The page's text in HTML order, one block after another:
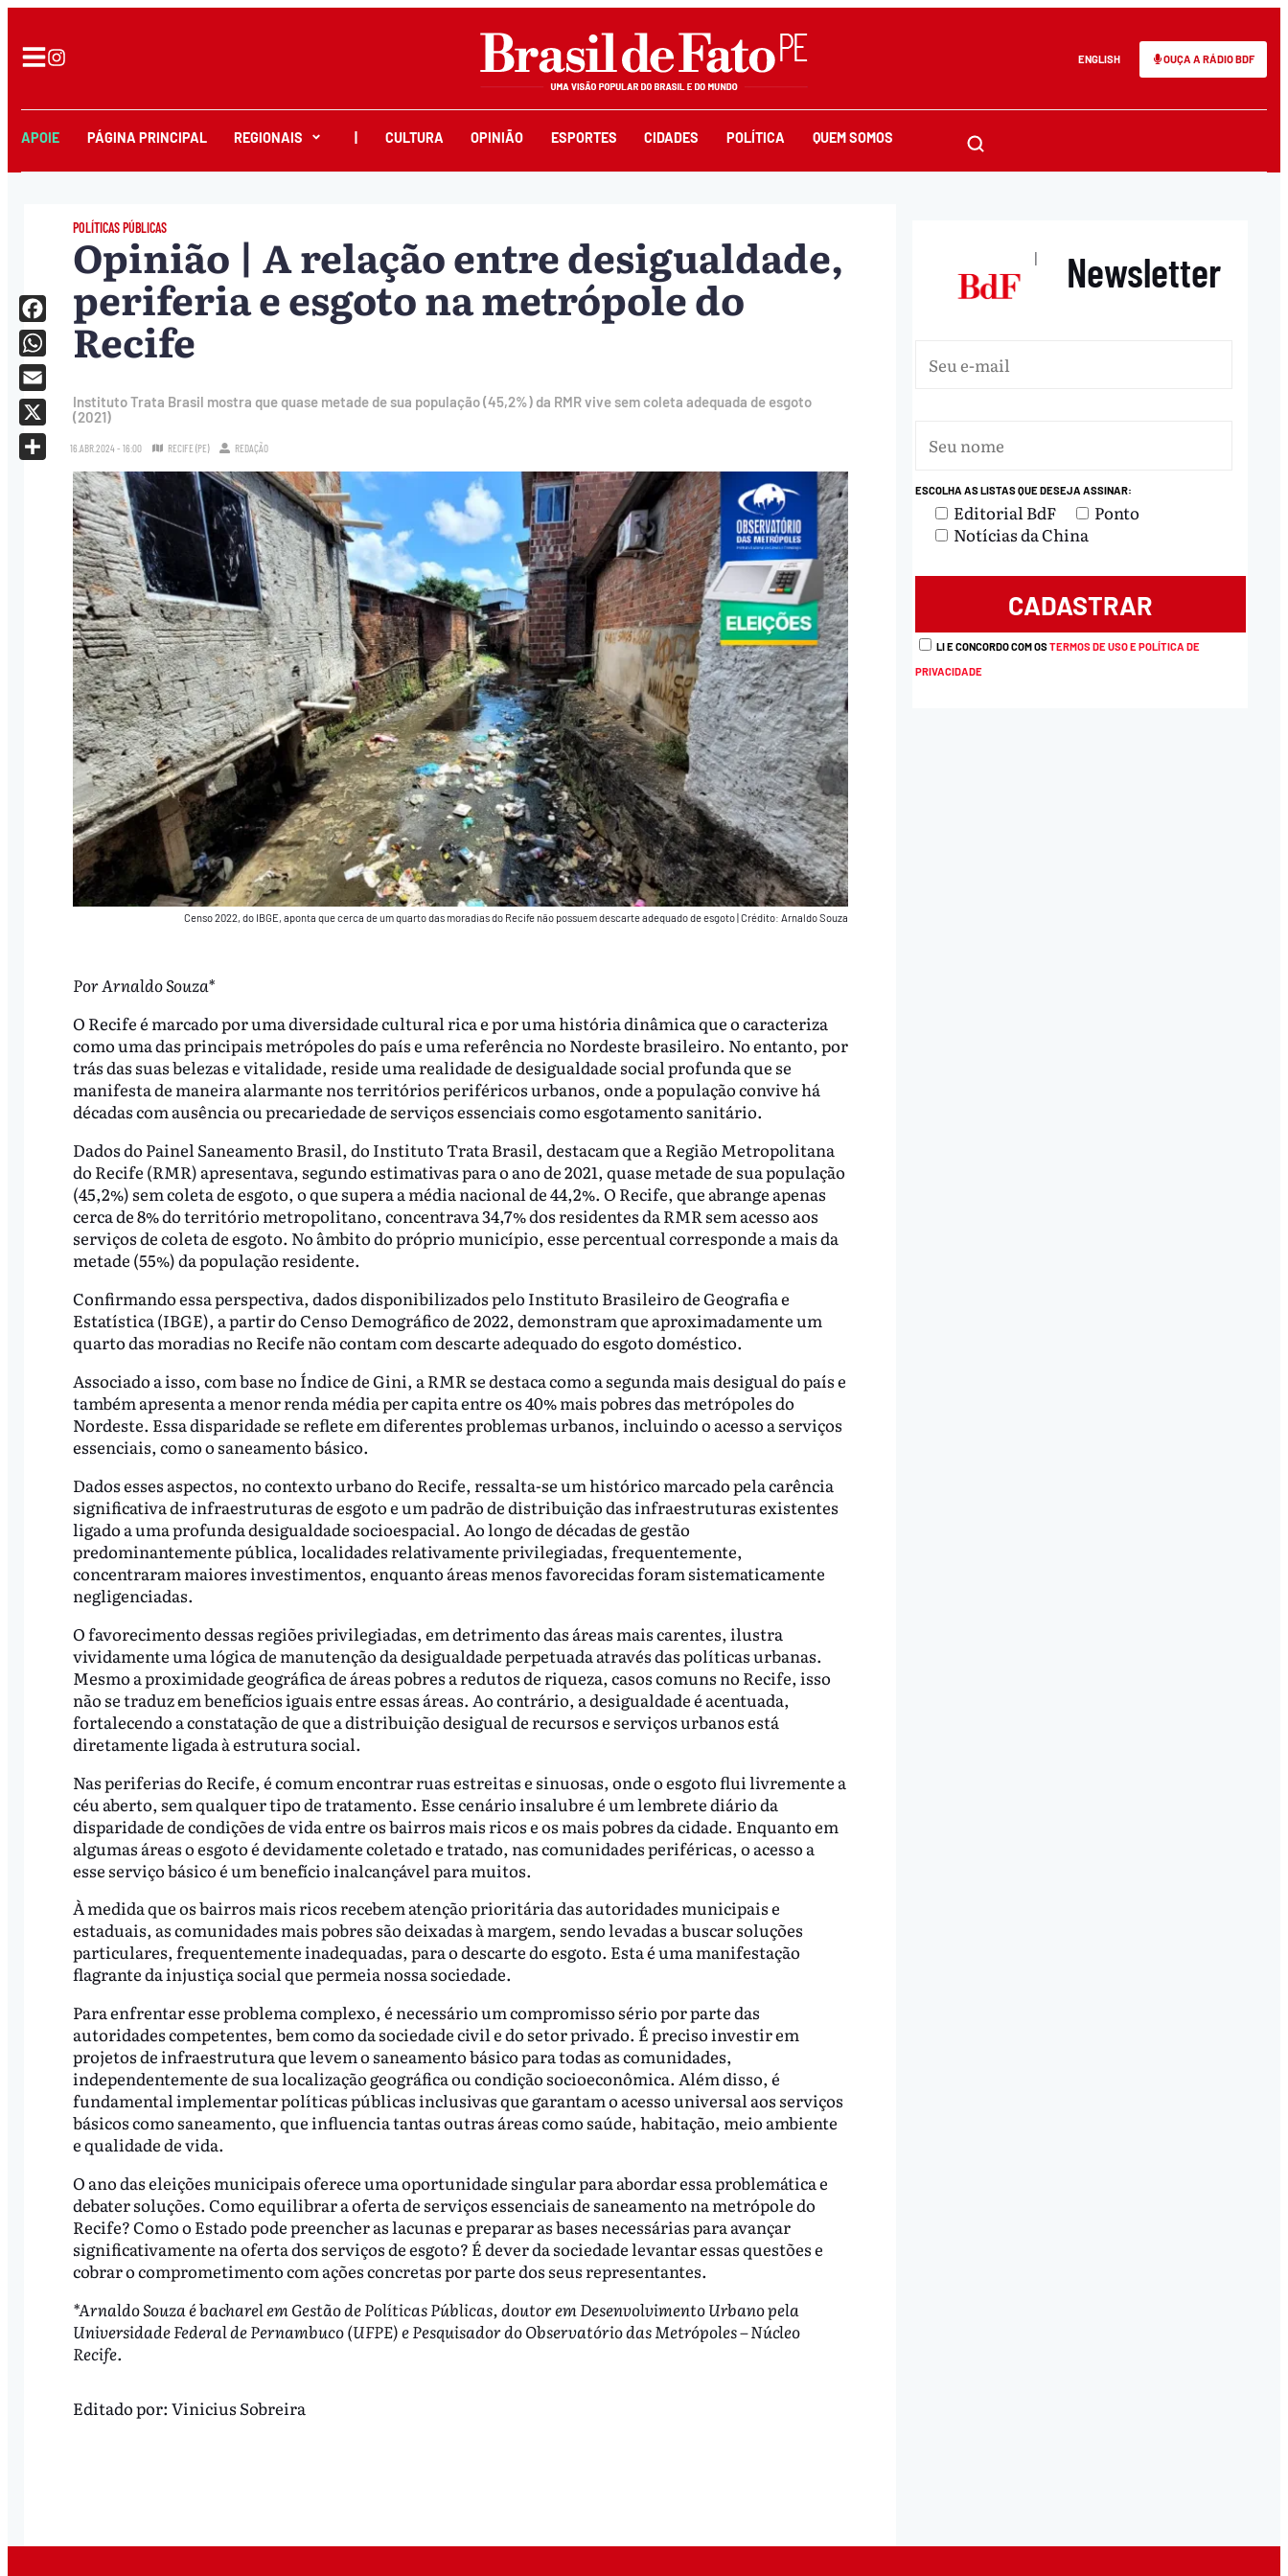
ENGLISH OUÇA A RÁDIO BDF
APOIE PÁGINA PRINCIPAL REGIONAIS CULTURA OPINIÃO ESPORTES CIDADES POLÍTICA QUEM SOMOS
POLÍTICAS PÚBLICAS
Opinião | A relação entre desigualdade,
periferia e esgoto na metrópole do
Recife
Instituto Trata Brasil mostra que quase metade de sua população (45,2%) da RMR vive sem coleta adequada de esgoto
(2021)
16.ABR.2024 - 16:00 RECIFE (PE) REDAÇÃO
Censo 2022, do IBGE, aponta que cerca de um quarto das moradias do Recife não possuem descarte adequado de esgoto|Crédito: Arnaldo Souza
Por Arnaldo Souza*
O Recife é marcado por uma diversidade cultural rica e por uma história dinâmica que o caracteriza
como uma das principais metrópoles do país e uma referência no Nordeste brasileiro. No entanto, por
trás das suas belezas e vitalidade, reside uma realidade de desigualdade social profunda que se
manifesta de maneira alarmante nos territórios periféricos urbanos, onde a população convive há
décadas com ausência ou precariedade de serviços essenciais como esgotamento sanitário.
Dados do Painel Saneamento Brasil, do Instituto Trata Brasil, destacam que a Região Metropolitana
do Recife (RMR) apresentava, segundo estimativas para o ano de 2021, quase metade de sua população
(45,2%) sem coleta de esgoto, o que supera a média nacional de 44,2%. O Recife, que abrange apenas
cerca de 8% do território metropolitano, concentrava 34,7% dos residentes da RMR sem acesso aos
serviços de coleta de esgoto. No âmbito do próprio município, esse percentual corresponde a mais da
metade (55%) da população residente.
Confirmando essa perspectiva, dados disponibilizados pelo Instituto Brasileiro de Geografia e
Estatística (IBGE), a partir do Censo Demográfico de 2022, demonstram que aproximadamente um
quarto das moradias no Recife não contam com descarte adequado do esgoto doméstico.
Associado a isso, com base no Índice de Gini, a RMR se destaca como a segunda mais desigual do país e
também apresenta a menor renda média per capita entre os 40% mais pobres das metrópoles do
Nordeste. Essa disparidade se reflete em diferentes problemas urbanos, incluindo o acesso a serviços
essenciais, como o saneamento básico.
Dados esses aspectos, no contexto urbano do Recife, ressalta-se um histórico marcado pela carência
significativa de infraestruturas de esgoto e um padrão de distribuição das infraestruturas existentes
ligado a uma profunda desigualdade socioespacial. Ao longo de décadas de gestão
predominantemente pública, localidades relativamente privilegiadas, frequentemente,
concentraram maiores investimentos, enquanto áreas menos favorecidas foram sistematicamente
negligenciadas.
O favorecimento dessas regiões privilegiadas, em detrimento das áreas mais carentes, ilustra
vividamente uma lógica de manutenção da desigualdade perpetuada através das políticas urbanas.
Mesmo a proximidade geográfica de áreas pobres a redutos de riqueza, casos comuns no Recife, isso
não se traduz em benefícios iguais entre essas áreas. Ao contrário, a desigualdade é acentuada,
fortalecendo a constatação de que a distribuição desigual de recursos e serviços urbanos está
diretamente ligada à estrutura social.
Nas periferias do Recife, é comum encontrar ruas estreitas e sinuosas, onde o esgoto flui livremente a
céu aberto, sem qualquer tipo de tratamento. Esse cenário insalubre é um lembrete diário da
disparidade de condições de vida entre os bairros mais ricos e os mais pobres da cidade. Enquanto em
algumas áreas o esgoto é devidamente coletado e tratado, nas comunidades periféricas, o acesso a
esse serviço básico é um benefício inalcançável para muitos.
À medida que os bairros mais ricos recebem atenção prioritária das autoridades municipais e
estaduais, as comunidades mais pobres são deixadas à margem, sendo levadas a buscar soluções
particulares, frequentemente inadequadas, para o descarte do esgoto. Esta é uma manifestação
flagrante da injustiça social que permeia nossa sociedade.
Para enfrentar esse problema complexo, é necessário um compromisso sério por parte das
autoridades competentes, bem como da sociedade civil e do setor privado. É preciso investir em
projetos de infraestrutura que levem o saneamento básico para todas as comunidades,
independentemente de sua localização geográfica ou condição socioeconômica. Além disso, é
fundamental implementar políticas públicas inclusivas que garantam o acesso universal aos serviços
básicos como saneamento, que influencia tantas outras áreas como saúde, habitação, meio ambiente
e qualidade de vida.
O ano das eleições municipais oferece uma oportunidade singular para abordar essa problemática e
debater soluções. Como equilibrar a oferta de serviços essenciais de saneamento na metrópole do
Recife? Como o Estado pode preencher as lacunas e preparar as bases necessárias para avançar
significativamente na oferta dos serviços de esgoto? É dever da sociedade levantar essas questões e
cobrar o comprometimento com ações concretas por parte dos seus representantes.
*Arnaldo Souza é bacharel em Gestão de Políticas Públicas, doutor em Desenvolvimento Urbano pela
Universidade Federal de Pernambuco (UFPE) e Pesquisador do Observatório das Metrópoles – Núcleo
Recife.
Facebook
WhatsApp
Email
X
Editado por: Vinicius Sobreira
| Newsletter
ESCOLHA AS LISTAS QUE DESEJA ASSINAR:
Editorial BdF
Ponto
Notícias da China
LI E CONCORDO COM OSTERMOS DE USO E POLÍTICA DE
PRIVACIDADE